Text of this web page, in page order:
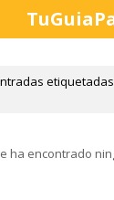
ha encontrado